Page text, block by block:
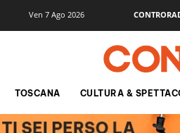
Ven 7 Ago 2026
TOSCANA CULTURA &